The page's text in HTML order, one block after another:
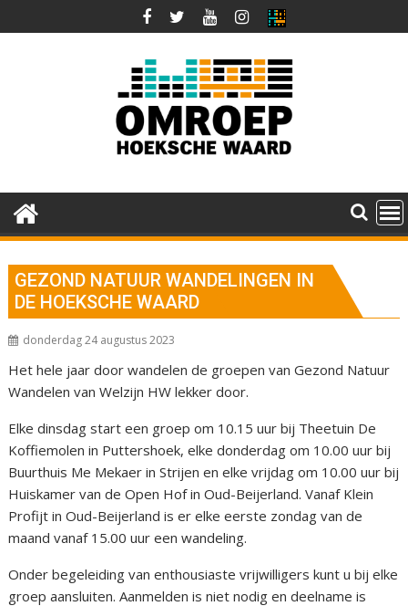
naar
GEZOND NATUUR WANDELINGEN IN
DE HOEKSCHE WAARD
donderdag 24 augustus 2023
Het hele jaar door wandelen de groepen van Gezond Natuur
Wandelen van Welzijn HW lekker door.
Elke dinsdag start een groep om 10.15 uur bij Theetuin De
Koffiemolen in Puttershoek, elke donderdag om 10.00 uur bij
Buurthuis Me Mekaer in Strijen en elke vrijdag om 10.00 uur bij
Huiskamer van de Open Hof in Oud-Beijerland. Vanaf Klein
Profijt in Oud-Beijerland is er elke eerste zondag van de
maand vanaf 15.00 uur een wandeling.
Onder begeleiding van enthousiaste vrijwilligers kunt u bij elke
groep aansluiten. Aanmelden is niet nodig en deelname is